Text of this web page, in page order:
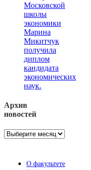
Московской
школы
экономики
Марина
Микитчук
получила
диплом
кандидата
экономических
наук.
Архив
новостей
Архив
О факультете